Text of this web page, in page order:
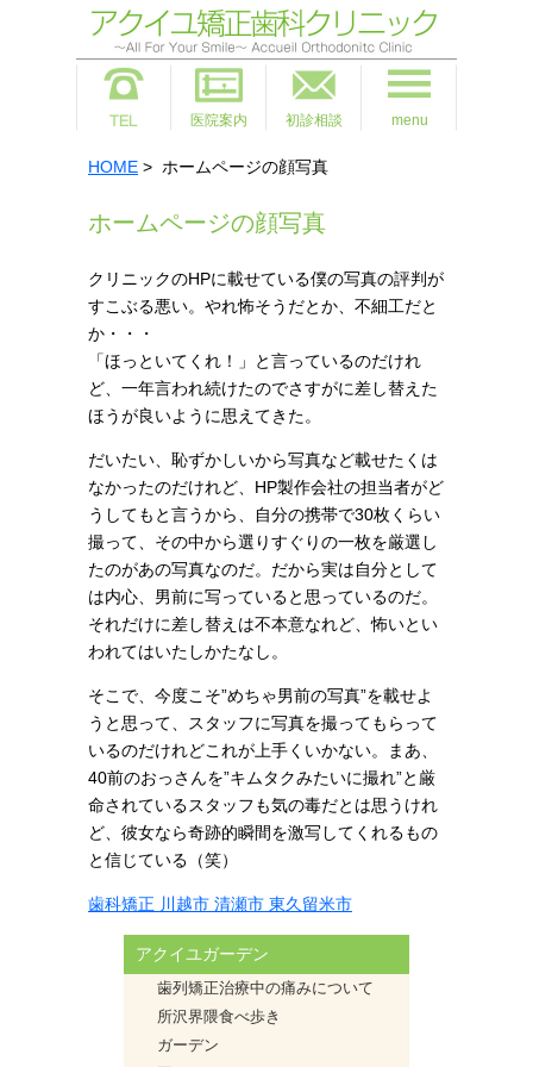
医院案内 初診相談 menu
HOME > ホームページの顔写真
ホームページの顔写真
クリニックのHPに載せている僕の写真の評判が
すこぶる悪い。やれ怖そうだとか、不細工だと
か・・・
「ほっといてくれ！」と言っているのだけれ
ど、一年言われ続けたのでさすがに差し替えた
ほうが良いように思えてきた。
だいたい、恥ずかしいから写真など載せたくは
なかったのだけれど、HP製作会社の担当者がど
うしてもと言うから、自分の携帯で30枚くらい
撮って、その中から選りすぐりの一枚を厳選し
たのがあの写真なのだ。だから実は自分として
は内心、男前に写っていると思っているのだ。
それだけに差し替えは不本意なれど、怖いとい
われてはいたしかたなし。
そこで、今度こそ”めちゃ男前の写真”を載せよ
うと思って、スタッフに写真を撮ってもらって
いるのだけれどこれが上手くいかない。まあ、
40前のおっさんを”キムタクみたいに撮れ”と厳
命されているスタッフも気の毒だとは思うけれ
ど、彼女なら奇跡的瞬間を激写してくれるもの
と信じている（笑）
歯科矯正 川越市 清瀬市 東久留米市
アクイユガーデン
歯列矯正治療中の痛みについて
所沢界隈食べ歩き
ガーデン